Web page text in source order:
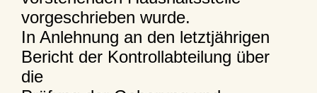
vorgeschrieben wurde.
In Anlehnung an den letztjährigen
Bericht der Kontrollabteilung über
die